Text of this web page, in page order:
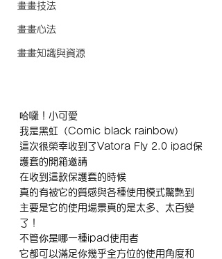
畫畫技法
畫畫心法
畫畫知識與資源
哈囉！小可愛
我是黑虹（Comic black rainbow）
這次很榮幸收到了Vatora Fly 2.0 ipad保
護套的開箱邀請
在收到這款保護套的時候
真的有被它的質感與各種使用模式驚艷到
主要是它的使用場景真的是太多、太百變
了！
不管你是哪一種ipad使用者
它都可以滿足你幾乎全方位的使用角度和